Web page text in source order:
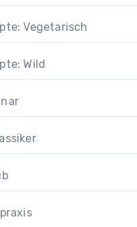
Vegetarisch
Wild